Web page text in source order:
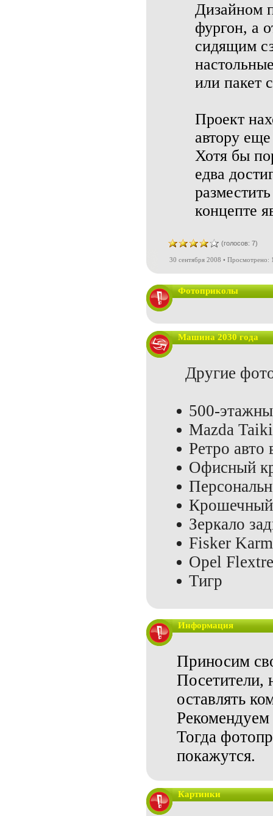
Дизайном
фургон, а
сидящим
или пакет
Проект
автору
Хотя бы
едва
концепте
(голосов: 7)
30 сентября 2008 • Просмотрено:
Фотоприколы
Машина 2030 года
Другие
500-
Mazda
Ретро авто
Офисный
Крошечный
Зеркало
Fisker
Opel
Тигр
Информация
Приносим
Посетители,
оставлять
Рекомендуем
Тогда
покажутся.
Картинки